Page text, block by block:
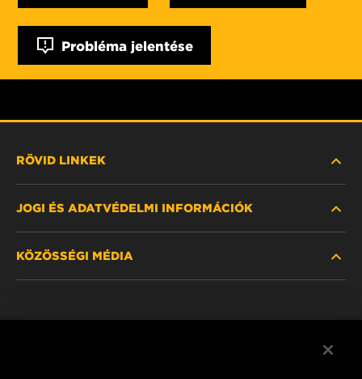
Probléma jelentése
RÖVID LINKEK
HOL KAPHATÓ
JOGI ÉS ADATVÉDELMI INFORMÁCIÓK
KÖZÖSSÉGI MÉDIA